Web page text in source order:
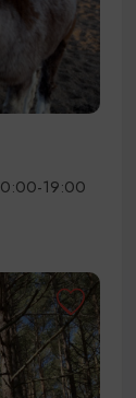
19:00